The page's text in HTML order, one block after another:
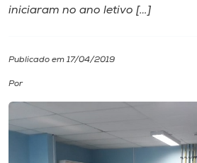
I.nova
Diplomados
Cultura
iniciaram no ano letivo […]
Publicado em 17/04/2019
Por